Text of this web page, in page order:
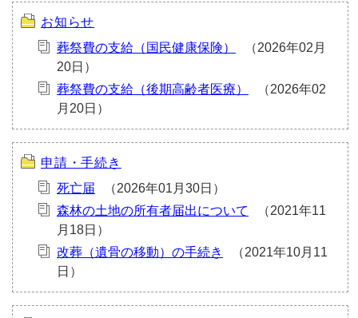
お知らせ
葬祭費の支給（国民健康保険）
葬祭費の支給（後期高齢者医療）
申請・手続き
死亡届
森林の土地の所有者届出について
改葬（遺骨の移動）の手続き